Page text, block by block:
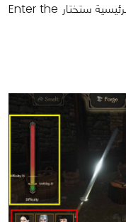
المُدن الكبيرة والدخول إليها ومن القائمة الرئيسية ستختار Enter the